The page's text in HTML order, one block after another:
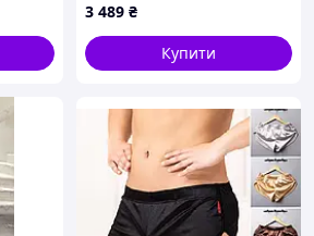
3 489 ₴
Купити